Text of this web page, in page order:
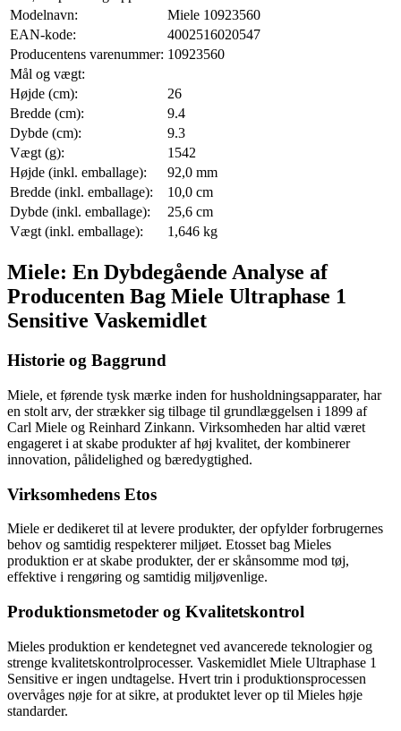
Modelnavn:
Miele 10923560
EAN-kode:
4002516020547
Producentens varenummer: 10923560
Mål og vægt:
Højde (cm):
26
Bredde (cm):
9.4
Dybde (cm):
9.3
Vægt (g):
1542
Højde (inkl. emballage):
92,0 mm
Bredde (inkl. emballage):
10,0 cm
Dybde (inkl. emballage):
25,6 cm
Vægt (inkl. emballage):
1,646 kg
Miele: En Dybdegående Analyse af
Producenten Bag Miele Ultraphase 1
Sensitive Vaskemidlet
Historie og Baggrund
Miele, et førende tysk mærke inden for husholdningsapparater, har
en stolt arv, der strækker sig tilbage til grundlæggelsen i 1899 af
Carl Miele og Reinhard Zinkann. Virksomheden har altid været
engageret i at skabe produkter af høj kvalitet, der kombinerer
innovation, pålidelighed og bæredygtighed.
Virksomhedens Etos
Miele er dedikeret til at levere produkter, der opfylder forbrugernes
behov og samtidig respekterer miljøet. Etosset bag Mieles
produktion er at skabe produkter, der er skånsomme mod tøj,
effektive i rengøring og samtidig miljøvenlige.
Produktionsmetoder og Kvalitetskontrol
Mieles produktion er kendetegnet ved avancerede teknologier og
strenge kvalitetskontrolprocesser. Vaskemidlet Miele Ultraphase 1
Sensitive er ingen undtagelse. Hvert trin i produktionsprocessen
overvåges nøje for at sikre, at produktet lever op til Mieles høje
standarder.